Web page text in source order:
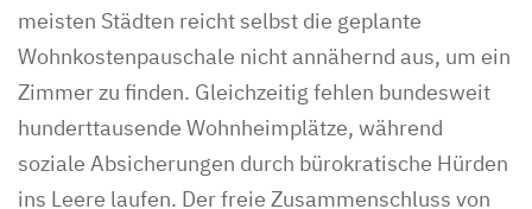
meisten Städten reicht selbst die geplante
Wohnkostenpauschale nicht annähernd aus, um ein
Zimmer zu finden. Gleichzeitig fehlen bundesweit
hunderttausende Wohnheimplätze, während
soziale Absicherungen durch bürokratische Hürden
ins Leere laufen. Der freie Zusammenschluss von